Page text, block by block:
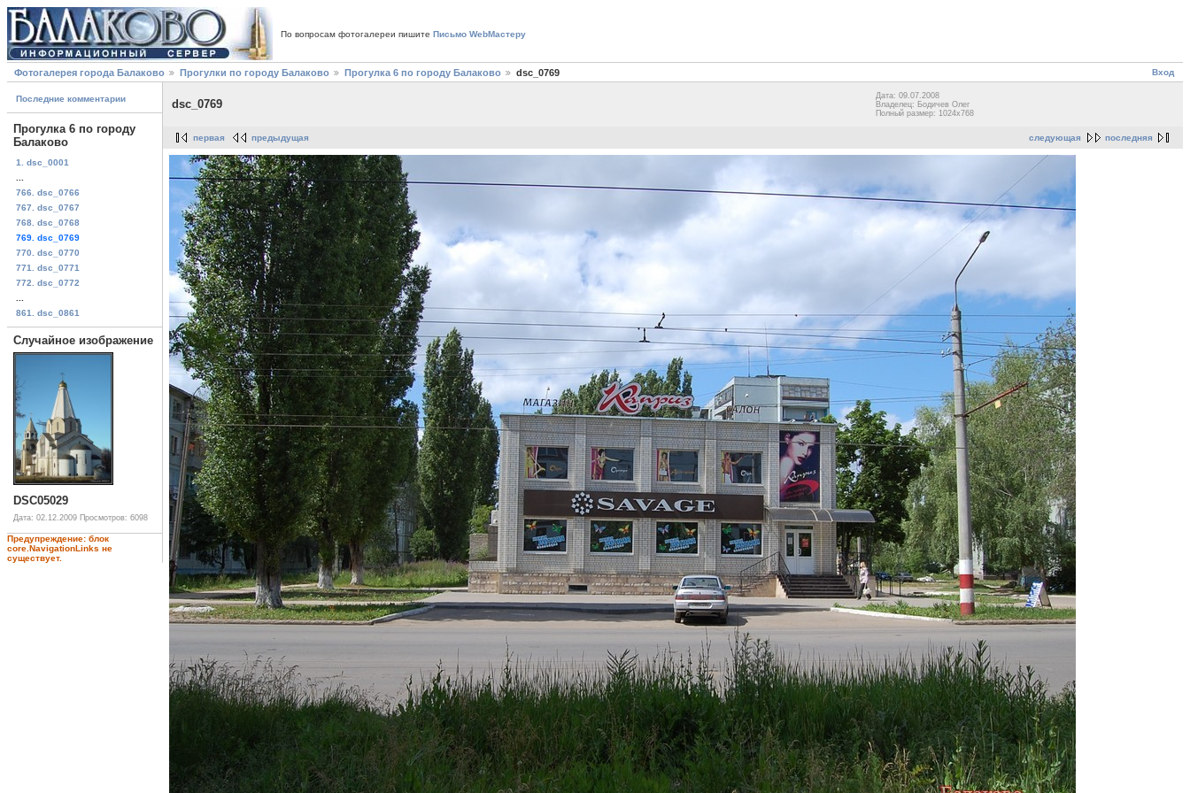
По вопросам фотогалереи пишите Письмо WebМастеру
Вход
Фотогалерея города Балаково Прогулки по городу Балаково Прогулка 6 по городу Балаково dsc_0769
Последние комментарии
Прогулка 6 по городу
Балаково
1. dsc_0001
766. dsc_0766
767. dsc_0767
768. dsc_0768
769. dsc_0769
770. dsc_0770
771. dsc_0771
772. dsc_0772
861. dsc_0861
Случайное изображение
DSC05029
Дата: 02.12.2009 Просмотров: 6098
Предупреждение: блок
core.NavigationLinks не
существует.
dsc_0769
Дата: 09.07.2008
Владелец: Бодичев Олег
Полный размер: 1024x768
следующая последняя
первая предыдущая